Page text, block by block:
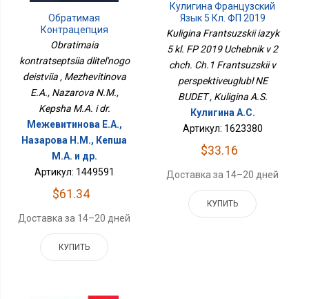
Обратимая
Контрацепция
Длительного Действия
Obratimaia
kontratseptsiia dlitel'nogo
deistviia , Mezhevitinova
E.A., Nazarova N.M.,
Kepsha M.A. i dr.
Межевитинова Е.А.,
Назарова Н.М., Кепша
М.А. и др.
Артикул: 1449591
$61.34
Доставка за 14–20 дней
КУПИТЬ
Кулигина Французский
Язык 5 Кл. ФП 2019
Учебник В 2 Чч. Ч.1
Перспективеуглубл НЕ
БУДЕТ
Kuligina Frantsuzskii iazyk
5 kl. FP 2019 Uchebnik v 2
chch. Ch.1 Frantsuzskii v
perspektiveuglubl NE
BUDET , Kuligina A.S.
Кулигина А.С.
Артикул: 1623380
$33.16
Доставка за 14–20 дней
КУПИТЬ